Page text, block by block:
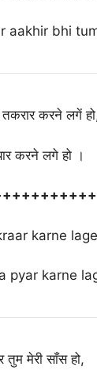
aakhir bhi
करने लगें
करने लगे हो ।
karne
pyar karne
तुम मेरी साँस हो,